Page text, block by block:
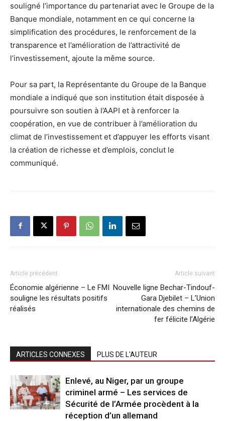
souligné l’importance du partenariat avec le Groupe de la
Banque mondiale, notamment en ce qui concerne la
simplification des procédures, le renforcement de la
transparence et l’amélioration de l’attractivité de
l’investissement, ajoute la même source.
Pour sa part, la Représentante du Groupe de la Banque
mondiale a indiqué que son institution était disposée à
poursuivre son soutien à l’AAPI et à renforcer la
coopération, en vue de contribuer à l’amélioration du
climat de l’investissement et d’appuyer les efforts visant
la création de richesse et d’emplois, conclut le
communiqué.
Article précédent
Économie algérienne – Le FMI
souligne les résultats positifs
réalisés
Article suivant
Nouvelle ligne Bechar-Tindouf-
Gara Djebilet – L’Union
internationale des chemins de
fer félicite l’Algérie
ARTICLES CONNEXES PLUS DE L'AUTEUR
Enlevé, au Niger, par un groupe
criminel armé – Les services de
Sécurité de l’Armée procèdent à la
réception d’un allemand